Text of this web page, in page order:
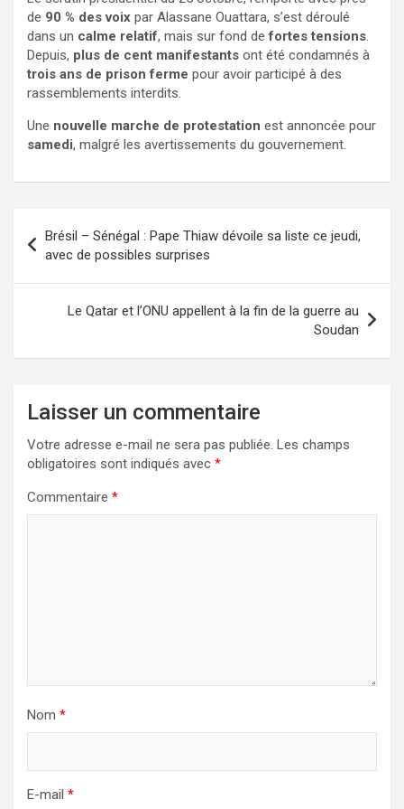
de 90 % des voix par Alassane Ouattara, s’est déroulé
dans un calme relatif, mais sur fond defortes tensions.
Depuis, plus de cent manifestants ont été condamnés à
trois ans de prison ferme pour avoir participé à des
rassemblements interdits.
Une nouvelle marche de protestation est annoncée pour
samedi, malgré les avertissements du gouvernement.
Brésil – Sénégal : Pape Thiaw dévoile sa liste ce jeudi,
avec de possibles surprises
Le Qatar et l’ONU appellent à la fin de la guerre au
Soudan
Laisser un commentaire
Votre adresse e-mail ne sera pas publiée. Les champs
obligatoires sont indiqués avec *
Commentaire *
Nom *
E-mail *